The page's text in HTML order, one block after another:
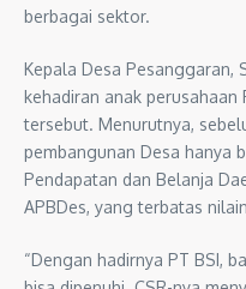
berbagai sektor.
Kepala Desa Pesanggaran,
kehadiran anak
tersebut. Menurutnya,
pembangunan Desa hanya
Pendapatan dan Belanja
APBDes, yang terbatas
“Dengan hadirnya PT BSI,